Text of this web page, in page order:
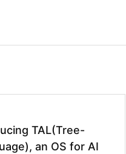
TAL(Tree-
an OS for AI